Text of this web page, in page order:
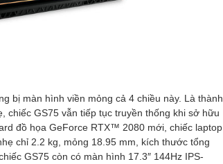
bị màn hình viền mỏng cả 4 chiều này. Là thành
chiếc GS75 vẫn tiếp tục truyền thống khi sở hữu
đồ họa GeForce RTX™ 2080 mới, chiếc laptop
chỉ 2.2 kg, mỏng 18.95 mm, kích thước tổng
GS75 còn có màn hình 17.3″ 144Hz IPS-